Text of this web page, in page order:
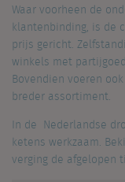
Waar voorheen de
klantenbinding, is de
prijs gericht.
winkels met
Bovendien voeren
breder assortiment.
In de Nederlandse
ketens werkzaam.
verging de afgelopen